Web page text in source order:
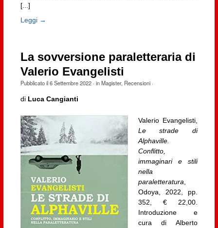
[...]
Leggi →
La sovversione paraletteraria di
Valerio Evangelisti
Pubblicato il6 Settembre 2022· inMagister, Recensioni·
di Luca Cangianti
Valerio Evangelisti,
Le strade di
Alphaville.
Conflitto,
immaginari e stili
nella
paraletteratura
Odoya, 2022, pp.
352, € 22,00.
Introduzione e
cura di Alberto